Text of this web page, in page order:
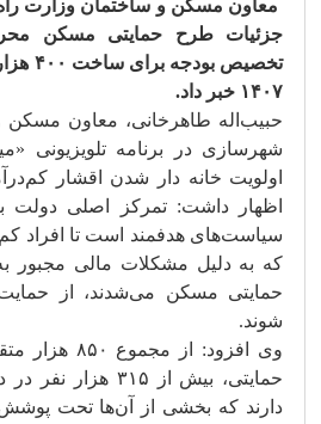
معاون مسکن و ساختمان وزارت
جزئیات طرح حمایتی مسکن
تخصیص
۱۴۰۷ خبر داد.
حبیب‌اله طاهرخانی، معاون مسکن
شهرسازی در برنامه تلویزیونی
اولویت خانه دار شدن اقشار
اظهار داشت: تمرکز اصلی دولت
که به دلیل مشکلات مالی مجبور
حمایتی مسکن می‌شدند، از
شوند.
وی افزود: از
حمایتی، بیش از ۳۱۵
دارند که بخشی از آن‌ها تحت پوشش